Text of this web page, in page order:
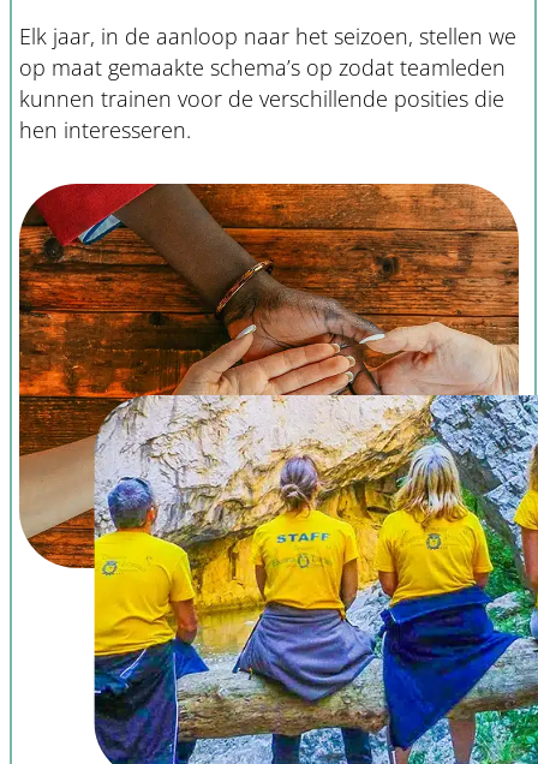
Elk jaar, in de aanloop naar het seizoen, stellen we
op maat gemaakte schema’s op zodat teamleden
kunnen trainen voor de verschillende posities die
hen interesseren.